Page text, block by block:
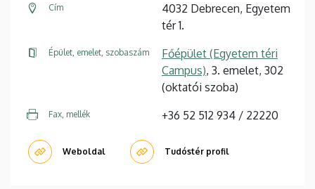
Cím
4032 Debrecen, Egyetem
tér 1.
Épület, emelet, szobaszám
Főépület (Egyetem téri
Campus), 3. emelet, 302
(oktatói szoba)
Fax, mellék +36 52 512 934 / 22220
Weboldal Tudóstér profil